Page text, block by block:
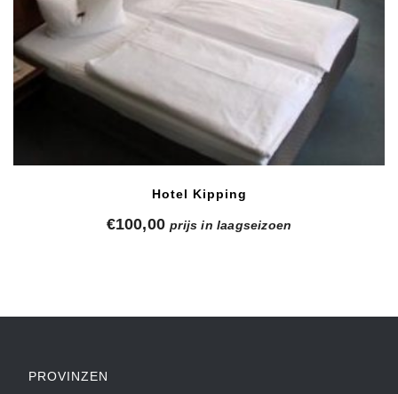
Hotel Kipping
€100,00 prijs in laagseizoen
PROVINZEN